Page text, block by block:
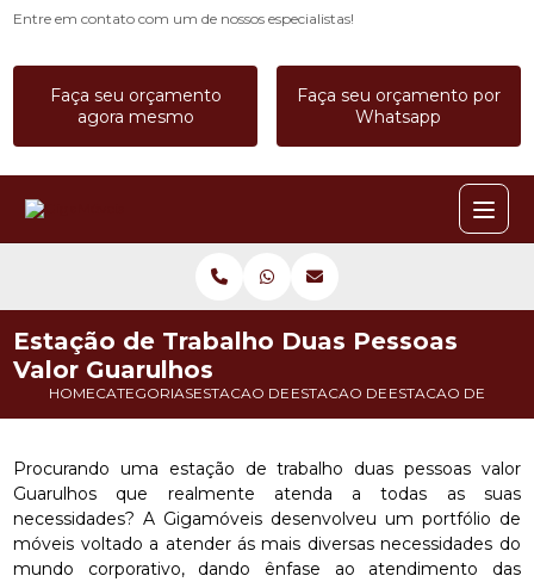
Entre em contato com um de nossos especialistas!
Faça seu orçamento
agora mesmo
Faça seu orçamento por
Whatsapp
HOMECATEGORIASESTACAO DE TRABALHOESTACAO DE TRABALHO CALL
ESTACAO DE
Estação de Trabalho Duas Pessoas
Valor Guarulhos
Procurando uma estação de trabalho duas pessoas valor
Guarulhos que realmente atenda a todas as suas
necessidades? A Gigamóveis desenvolveu um portfólio de
móveis voltado a atender ás mais diversas necessidades do
mundo corporativo, dando ênfase ao atendimento das